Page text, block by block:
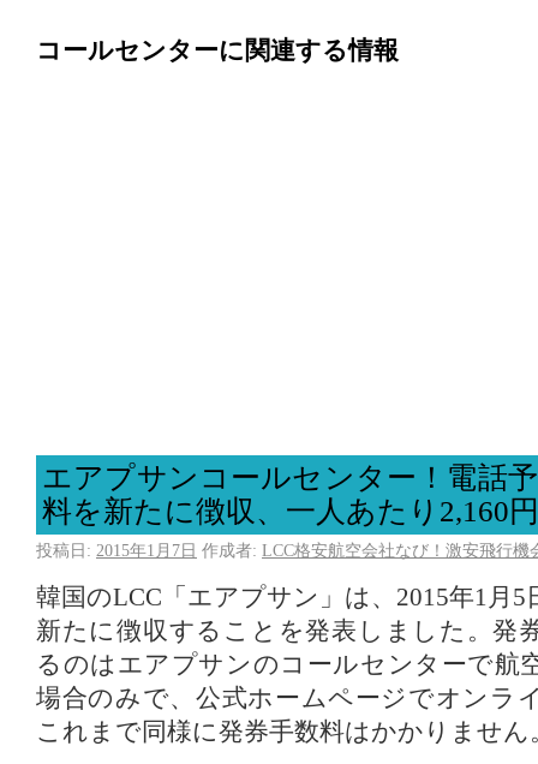
コールセンターに関連する情報
エアプサンコールセンター！電話
料を新たに徴収、一人あたり2,160円
投稿日: 2015年1月7日 作成者: LCC格安航空会社なび！激安飛行機
韓国のLCC「エアプサン」は、2015年1月5
新たに徴収することを発表しました。発
るのはエアプサンのコールセンターで航
場合のみで、公式ホームページでオンラ
これまで同様に発券手数料はかかりませ